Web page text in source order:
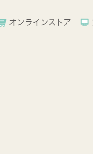
オンラインストア